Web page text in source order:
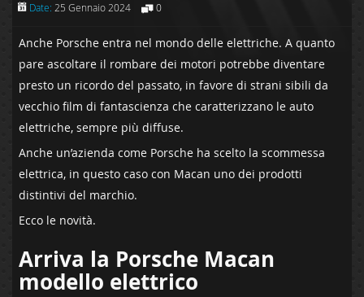
Date: 25 Gennaio 2024 0
Anche Porsche entra nel mondo delle elettriche. A quanto
pare ascoltare il rombare dei motori potrebbe diventare
presto un ricordo del passato, in favore di strani sibili da
vecchio film di fantascienza che caratterizzano le auto
elettriche, sempre più diffuse.
Anche un’azienda come Porsche ha scelto la scommessa
elettrica, in questo caso con Macan uno dei prodotti
distintivi del marchio.
Ecco le novità.
Arriva la Porsche Macan
modello elettrico